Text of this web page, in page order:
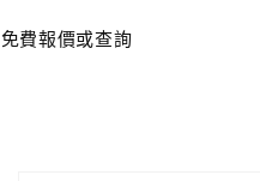
免費報價或查詢